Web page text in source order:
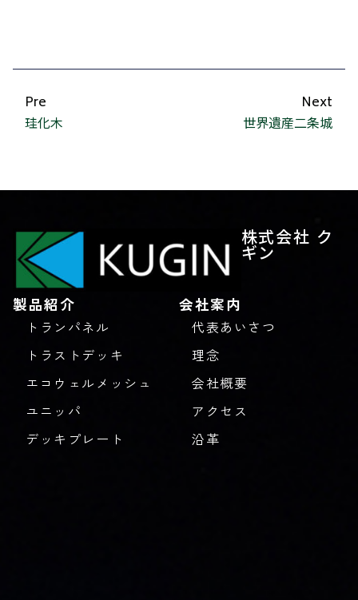
Pre
珪化木
Next
世界遺産二条城
株式会社 ク
ギン
製品紹介
トランパネル
トラストデッキ
エコウェルメッシュ
ユニッパ
デッキプレート
会社案内
代表あいさつ
理念
会社概要
アクセス
沿革